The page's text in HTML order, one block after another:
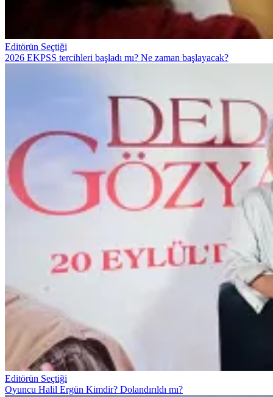
Editörün Seçtiği
2026 EKPSS tercihleri başladı mı? Ne zaman başlayacak?
Editörün Seçtiği
Oyuncu Halil Ergün Kimdir? Dolandırıldı mı?